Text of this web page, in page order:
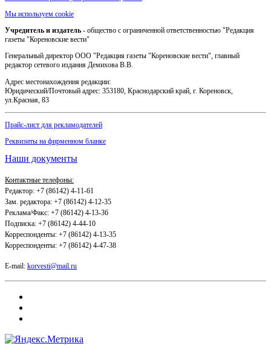
Мы используем cookie
Учредитель и издатель - общество с ограниченной ответственностью "Редакция
газеты "Кореновские вести"
Генеральный директор ООО "Редакция газеты "Кореновские вести", главный
редактор сетевого издания Демихова В.В.
Адрес местонахождения редакции:
Юридический/Почтовый адрес: 353180, Краснодарский край, г. Кореновск,
ул.Красная, 83
Прайс-лист для рекламодателей
Реквизиты на фирменном бланке
Наши документы
Контактные телефоны:
Редактор: +7 (86142) 4-11-61
Зам. редактора: +7 (86142) 4-12-35
Реклама/Факс: +7 (86142) 4-13-36
Подписка: +7 (86142) 4-44-10
Корреспонденты: +7 (86142) 4-13-35
Корреспонденты: +7 (86142) 4-47-38
E-mail: korvesti@mail.ru